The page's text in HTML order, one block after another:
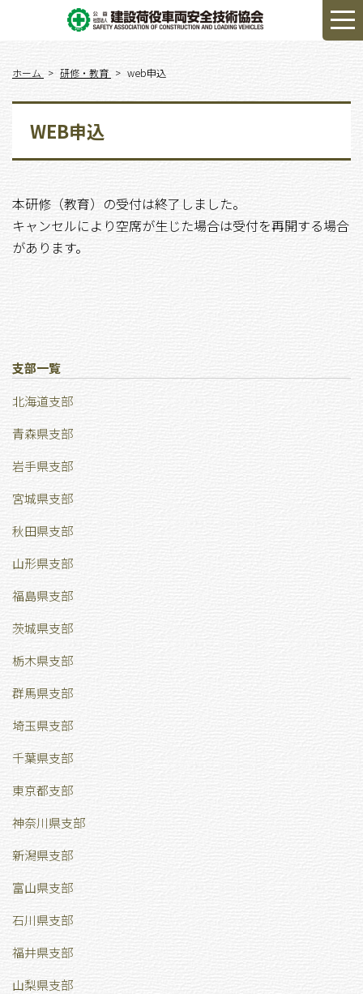
ホーム 研修・教育 web申込
WEB申込
本研修（教育）の受付は終了しました。
キャンセルにより空席が生じた場合は受付を再開する場合
があります。
支部一覧
北海道支部
青森県支部
岩手県支部
宮城県支部
秋田県支部
山形県支部
福島県支部
茨城県支部
栃木県支部
群馬県支部
埼玉県支部
千葉県支部
東京都支部
神奈川県支部
新潟県支部
富山県支部
石川県支部
福井県支部
山梨県支部